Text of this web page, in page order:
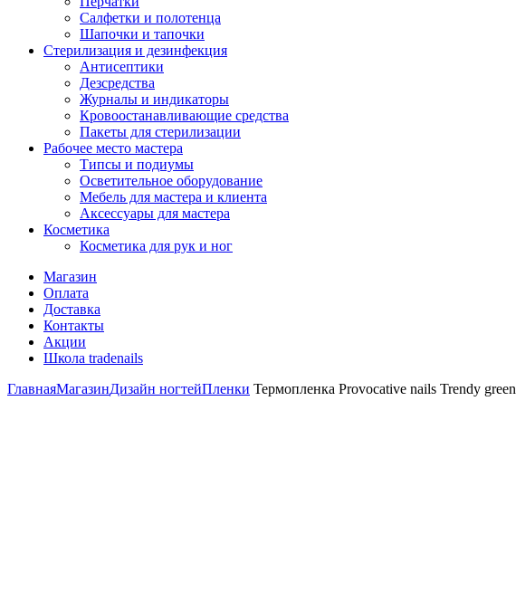
Салфетки и полотенца
Шапочки и тапочки
Стерилизация и дезинфекция
Антисептики
Дезсредства
Журналы и индикаторы
Кровоостанавливающие средства
Пакеты для стерилизации
Рабочее место мастера
Типсы и подиумы
Осветительное оборудование
Мебель для мастера и клиента
Аксессуары для мастера
Косметика
Косметика для рук и ног
Магазин
Оплата
Доставка
Контакты
Акции
Школа tradenails
ГлавнаяМагазинДизайн ногтейПленки Термопленка Provocative nails Trendy green